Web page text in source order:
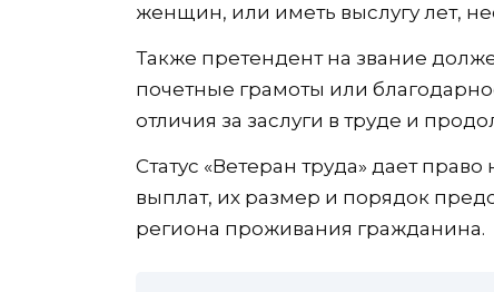
женщин, или иметь выслугу лет,
Также претендент на звание
почетные грамоты или
отличия за заслуги в труде и
Статус «Ветеран труда» дает
выплат, их размер и порядок
региона проживания гражданина.